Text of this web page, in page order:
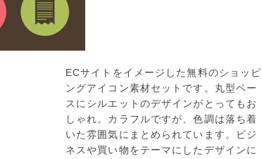
ECサイトをイメージした無料のショッピ
ングアイコン素材セットです。丸型ベー
スにシルエットのデザインがとってもお
しゃれ。カラフルですが、色調は落ち着
いた雰囲気にまとめられています。ビジ
ネスや買い物をテーマにしたデザインに